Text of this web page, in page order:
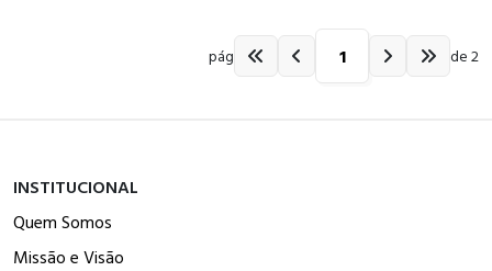
pág de 2
INSTITUCIONAL
Quem Somos
Missão e Visão